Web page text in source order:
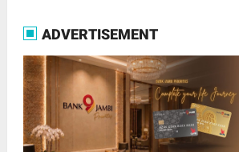
ADVERTISEMENT